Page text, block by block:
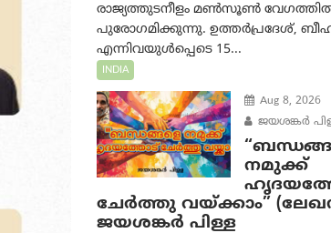
രാജ്യത്തുടനീളം മൺസൂൺ
പുരോഗമിക്കുന്നു. ഉത്തർപ്രദേശ്,
എന്നിവയുൾപ്പെടെ 15...
INDIA
Aug 8, 2026
ജയശങ്കര്‍
നമുക്ക്
ചേർത്തു വയ്ക്കാം”
ജയശങ്കര്‍ പിള്ള